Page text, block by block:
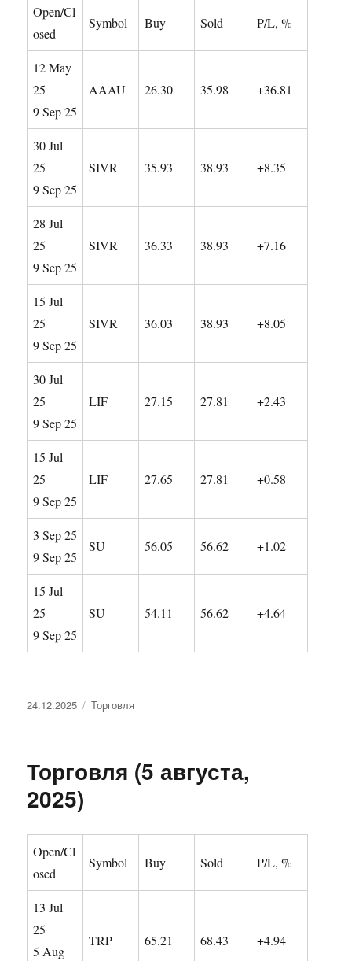
Open/Cl
osed
Symbol Buy Sold P/L, %
12 May
25
9 Sep 25
AAAU 26.30 35.98 +36.81
30 Jul
25
9 Sep 25
SIVR 35.93 38.93 +8.35
28 Jul
25
9 Sep 25
SIVR 36.33 38.93 +7.16
15 Jul
25
9 Sep 25
SIVR 36.03 38.93 +8.05
30 Jul
25
9 Sep 25
LIF 27.15 27.81 +2.43
15 Jul
25
9 Sep 25
LIF 27.65 27.81 +0.58
3 Sep 25
9 Sep 25
SU 56.05 56.62 +1.02
15 Jul
25
9 Sep 25
SU 54.11 56.62 +4.64
Опубликовано
24.12.2025 Рубрики
Торговля
Торговля (5 августа,
2025)
Open/Cl
osed
Symbol Buy Sold P/L, %
13 Jul
25
5 Aug
TRP 65.21 68.43 +4.94